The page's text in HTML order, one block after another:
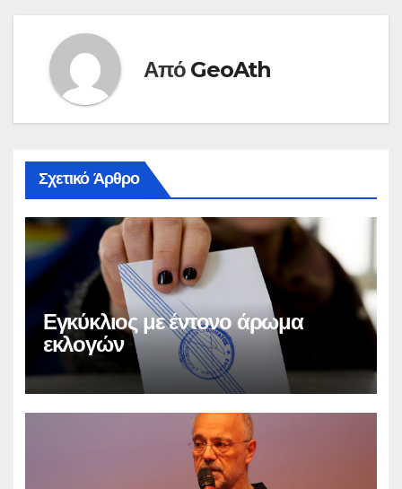
Από GeoAth
Σχετικό Άρθρο
Εγκύκλιος με έντονο άρωμα
εκλογών